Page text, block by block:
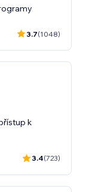
3.7(1048)
k
3.4(723)